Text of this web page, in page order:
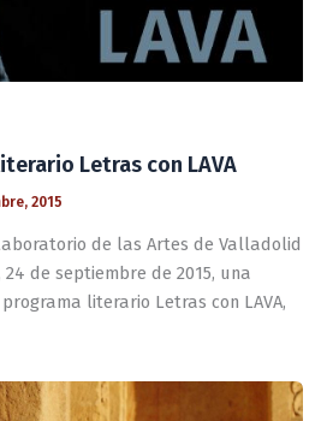
Letras con LAVA
2015
de las Artes de Valladolid
24 de septiembre de 2015, una
literario Letras con LAVA,